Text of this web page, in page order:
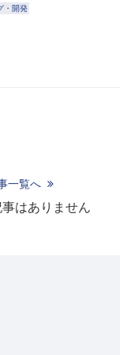
・開発
一覧へ
はありません